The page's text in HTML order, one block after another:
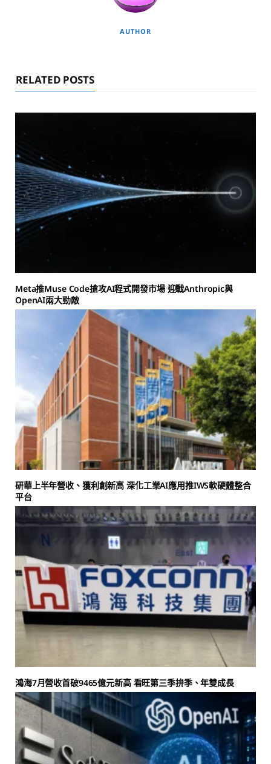
AUTHOR
RELATED POSTS
Meta推Muse Code搶攻AI程式開發市場 迎戰Anthropic與
OpenAI兩大勁敵
研華上半年營收、獲利創新高 深化工業AI應用推IWS軟硬體整合
平台
鴻海7月營收首破9465億元新高 看旺第三季拚季、年雙成長